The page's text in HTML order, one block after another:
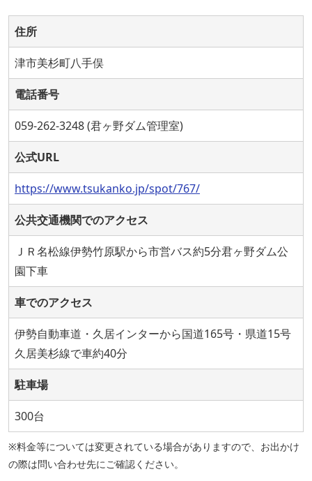
住所
津市美杉町八手俣
電話番号
059-262-3248 (君ヶ野ダム管理室)
公式URL
https://www.tsukanko.jp/spot/767/
公共交通機関でのアクセス
ＪＲ名松線伊勢竹原駅から市営バス約5分君ヶ野ダム公
園下車
車でのアクセス
伊勢自動車道・久居インターから国道165号・県道15号
久居美杉線で車約40分
駐車場
300台
※料金等については変更されている場合がありますので、お出かけ
の際は問い合わせ先にご確認ください。